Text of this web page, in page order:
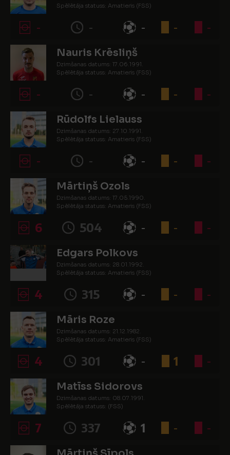
Spēlētāja statuss: Amatieris (FSS)
- - - - -
Nauris Krēsliņš
Dzimšanas datums: 17.06.1991.
Spēlētāja statuss: Amatieris (FSS)
- - - - -
Rūdolfs Lielauss
Dzimšanas datums: 27.10.1991.
Spēlētāja statuss: Amatieris (FSS)
- - - - -
Mārtiņš Ozols
Dzimšanas datums: 17.05.1990.
Spēlētāja statuss: Amatieris (FSS)
6 504 - - -
Edgars Polkovs
Dzimšanas datums: 28.01.1992.
Spēlētāja statuss: Amatieris (FSS)
4 315 - - -
Māris Roze
Dzimšanas datums: 21.12.1982.
Spēlētāja statuss: Amatieris (FSS)
4 301 - 1 -
Matīss Sidorovs
Dzimšanas datums: 08.07.1991.
Spēlētāja statuss: (FSS)
7 337 1 - -